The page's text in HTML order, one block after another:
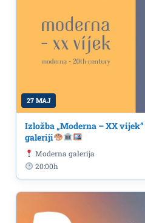
27 MAJ
Izložba „Moderna – XX
galeriji
Moderna galerija
20:00h